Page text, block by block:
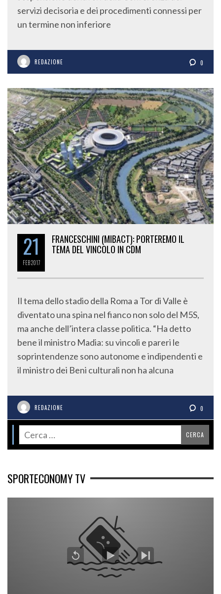
servizi decisoria e dei procedimenti connessi per
un termine non inferiore
REDAZIONE 0
21
FEB2017
FRANCESCHINI (MIBACT): PORTEREMO IL
TEMA DEL VINCOLO IN CDM
Il tema dello stadio della Roma a Tor di Valle è
diventato una spina nel fianco non solo del M5S,
ma anche dell’intera classe politica. “Ha detto
bene il ministro Madia: su vincoli e pareri le
soprintendenze sono autonome e indipendenti e
il ministro dei Beni culturali non ha alcuna
REDAZIONE 0
SPORTECONOMY TV